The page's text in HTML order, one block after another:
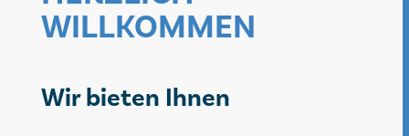
WILLKOMMEN
Wir bieten Ihnen